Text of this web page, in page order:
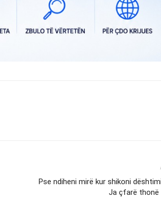
Pse ndiheni mirë kur shikoni
Ja çfarë thonë